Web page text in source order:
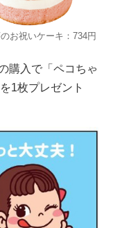
お祝いケーキ：734円
購入で「ペコちゃ
1枚プレゼント